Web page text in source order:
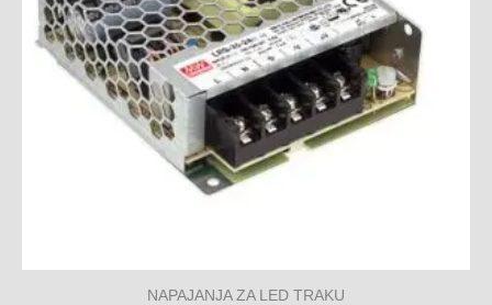
NAPAJANJA ZA LED TRAKU